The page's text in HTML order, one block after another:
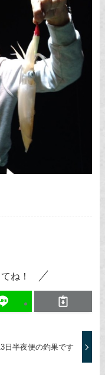
ね！
日半夜便の釣果です